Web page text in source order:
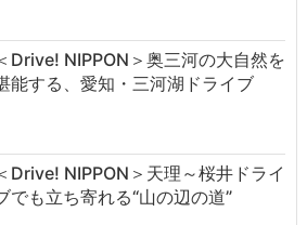
Drive! NIPPON＞奥三河の大自然を
能する、愛知・三河湖ドライブ
Drive! NIPPON＞天理～桜井ドライ
でも立ち寄れる“山の辺の道”